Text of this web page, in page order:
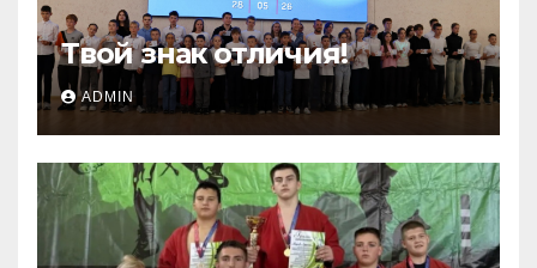
Твой знак отличия!
ADMIN